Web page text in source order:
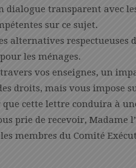
dialogue transparent avec
sur ce sujet.
alternatives
les ménages.
vos enseignes, un
droits, mais vous impose
que cette lettre conduira à
prie de recevoir, Madame
membres du Comité